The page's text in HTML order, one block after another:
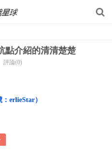
點介紹的清清楚楚
評論(0)
erlieStar）